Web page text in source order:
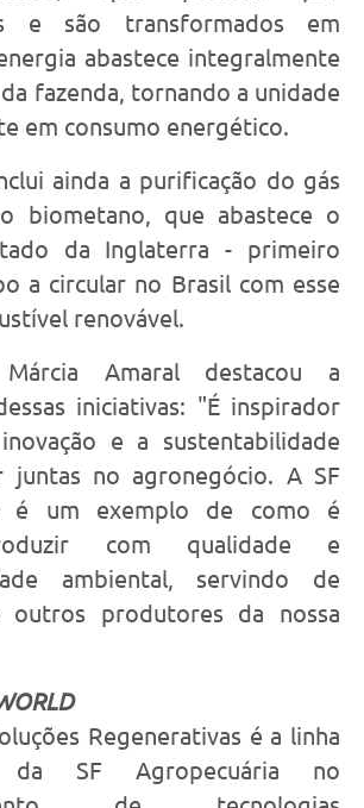
e são transformados em
abastece integralmente
fazenda, tornando a unidade
em consumo energético.
ainda a purificação do gás
biometano, que abastece o
da Inglaterra - primeiro
a circular no Brasil com esse
renovável.
Amaral destacou a
iniciativas: "É inspirador
e a sustentabilidade
juntas no agronegócio. A SF
é um exemplo de como é
com qualidade e
ambiental, servindo de
outros produtores da nossa
Regenerativas é a linha
SF Agropecuária no